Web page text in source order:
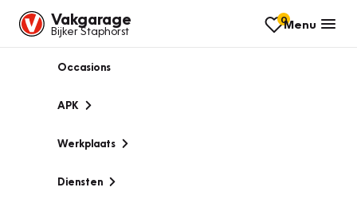
Vakgarage
Bijker Staphorst
0Menu
Occasions
APK
Werkplaats
Diensten